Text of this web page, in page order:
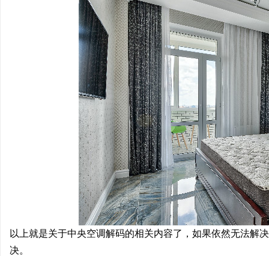
以上就是关于中央空调解码的相关内容了，如果依然无法解
决。